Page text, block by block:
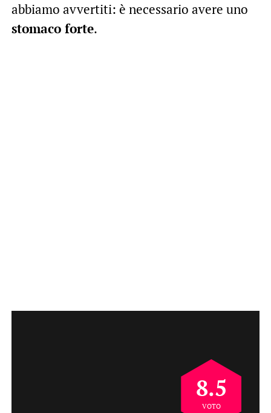
abbiamo avvertiti: è necessario avere uno
stomaco forte.
8.5
VOTO